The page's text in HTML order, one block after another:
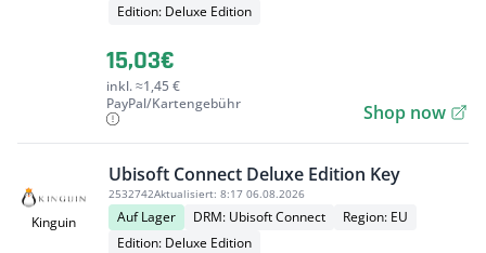
Edition: Deluxe Edition
15,03€
inkl. ≈1,45 €
PayPal/Kartengebühr
Shop now
Kinguin
Ubisoft Connect Deluxe Edition Key
2532742Aktualisiert: 8:17 06.08.2026
Auf Lager DRM: Ubisoft Connect
Region: EU
Edition: Deluxe Edition